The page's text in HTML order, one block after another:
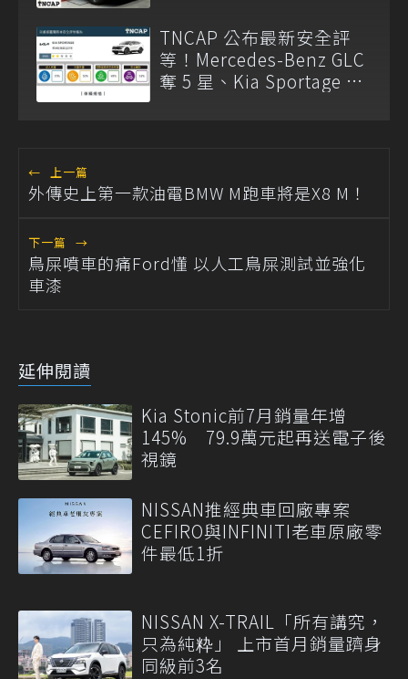
TNCAP 公布最新安全評
等！Mercedes-Benz GLC
奪 5 星、Kia Sportage 僅
← 上一篇
外傳史上第一款油電BMW M跑車將是X8 M！
下一篇 →
鳥屎噴車的痛Ford懂 以人工鳥屎測試並強化
車漆
延伸閱讀
Kia Stonic前7月銷量年增
145% 79.9萬元起再送電子後
視鏡
NISSAN推經典車回廠專案
CEFIRO與INFINITI老車原廠零
件最低1折
NISSAN X-TRAIL「所有講究，
只為純粋」 上市首月銷量躋身
同級前3名